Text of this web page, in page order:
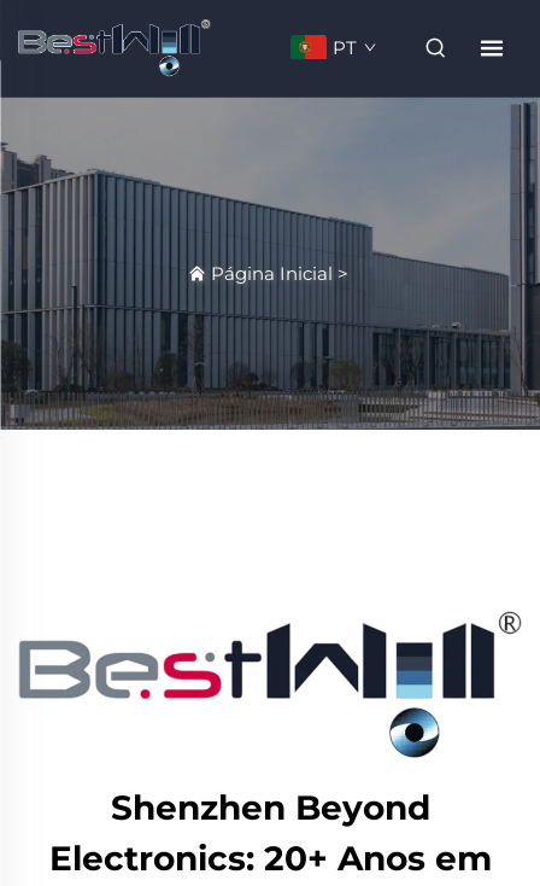
PT
Página Inicial >
Shenzhen Beyond
Electronics: 20+ Anos em